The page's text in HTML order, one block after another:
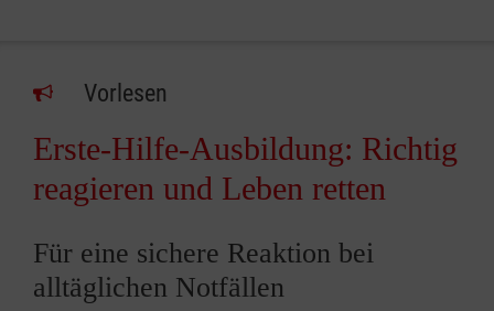
Vorlesen
Erste-Hilfe-Ausbildung: Richtig
reagieren und Leben retten
Für eine sichere Reaktion bei
alltäglichen Notfällen